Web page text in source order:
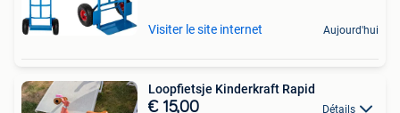
Visiter le site internet Aujourd'hui
Loopfietsje Kinderkraft Rapid
€ 15,00 Détails